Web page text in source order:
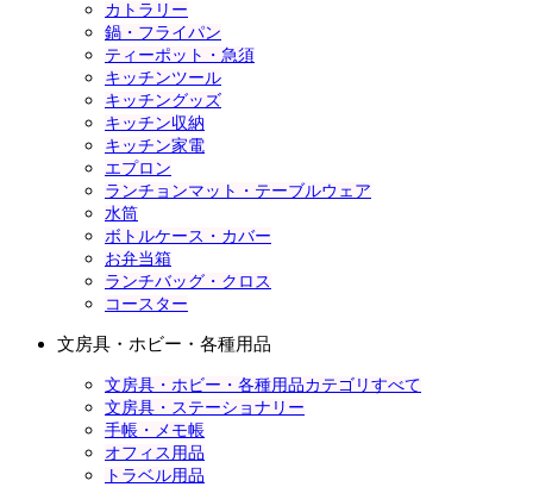
カトラリー
鍋・フライパン
ティーポット・急須
キッチンツール
キッチングッズ
キッチン収納
キッチン家電
エプロン
ランチョンマット・テーブルウェア
水筒
ボトルケース・カバー
お弁当箱
ランチバッグ・クロス
コースター
文房具・ホビー・各種用品
文房具・ホビー・各種用品カテゴリすべて
文房具・ステーショナリー
手帳・メモ帳
オフィス用品
トラベル用品